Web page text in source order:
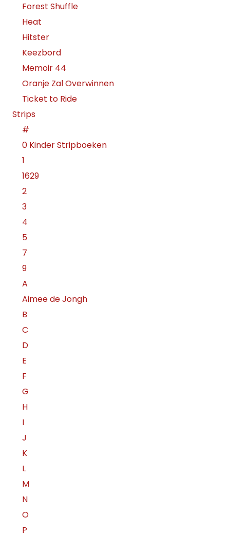
Forest Shuffle
Heat
Hitster
Keezbord
Memoir 44
Oranje Zal Overwinnen
Ticket to Ride
Strips
#
0 Kinder Stripboeken
1
1629
2
3
4
5
7
9
A
Aimee de Jongh
B
C
D
E
F
G
H
I
J
K
L
M
N
O
P